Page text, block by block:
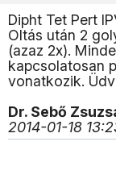
Dipht Tet Pert
Oltás után 2
(azaz 2x).
kapcsolatosan
vonatkozik.
Dr. Sebő
2014-01-18